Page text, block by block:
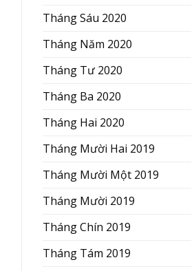
Tháng Sáu 2020
Tháng Năm 2020
Tháng Tư 2020
Tháng Ba 2020
Tháng Hai 2020
Tháng Mười Hai 2019
Tháng Mười Một 2019
Tháng Mười 2019
Tháng Chín 2019
Tháng Tám 2019